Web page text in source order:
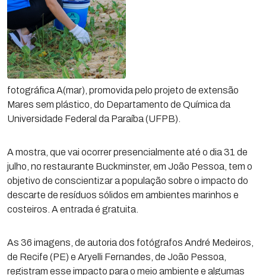
fotográfica A(mar), promovida pelo projeto de extensão
Mares sem plástico, do Departamento de Química da
Universidade Federal da Paraíba (UFPB).
A mostra, que vai ocorrer presencialmente até o dia 31 de
julho, no restaurante Buckminster, em João Pessoa, tem o
objetivo de conscientizar a população sobre o impacto do
descarte de resíduos sólidos em ambientes marinhos e
costeiros. A entrada é gratuita.
As 36 imagens, de autoria dos fotógrafos André Medeiros,
de Recife (PE) e Aryelli Fernandes, de João Pessoa,
registram esse impacto para o meio ambiente e algumas